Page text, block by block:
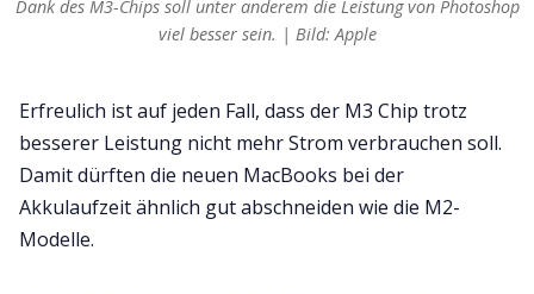
Dank des M3-Chips soll unter anderem die Leistung von Photoshop
viel besser sein. | Bild: Apple
Erfreulich ist auf jeden Fall, dass der M3 Chip trotz
besserer Leistung nicht mehr Strom verbrauchen soll.
Damit dürften die neuen MacBooks bei der
Akkulaufzeit ähnlich gut abschneiden wie die M2-
Modelle.